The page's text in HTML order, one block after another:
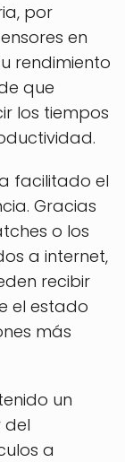
por
en
rendimiento
que
los tiempos
facilitado el
Gracias
o los
a internet,
recibir
el estado
más
un
del
a